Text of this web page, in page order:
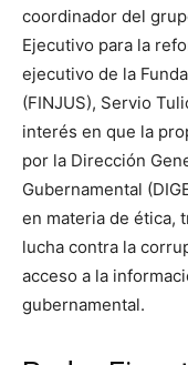
coordinador del
Ejecutivo para la
ejecutivo de la
(FINJUS), Servio
interés en que la
por la Dirección
Gubernamental
en materia de ética,
lucha contra la
acceso a la
gubernamental.